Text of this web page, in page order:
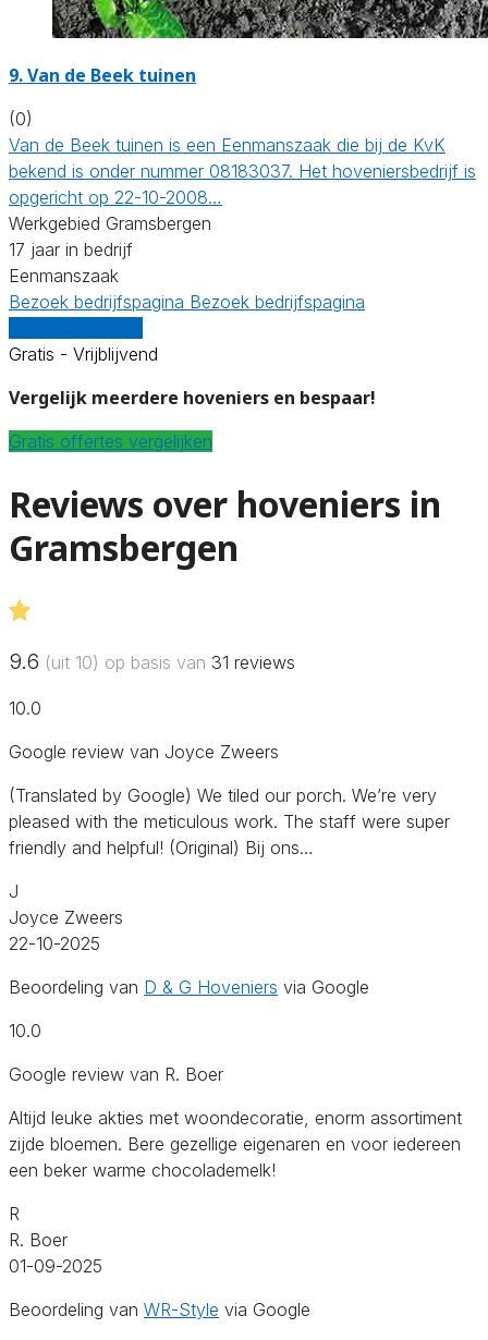
9.Van de Beek tuinen
(0)
Van de Beek tuinen is een Eenmanszaak die bij de KvK
bekend is onder nummer 08183037. Het hoveniersbedrijf is
opgericht op 22-10-2008…
Werkgebied Gramsbergen
17 jaar in bedrijf
Eenmanszaak
Bezoek bedrijfspagina Bezoek bedrijfspagina
Gratis - Vrijblijvend
Vergelijk meerdere hoveniers en bespaar!
Gratis offertes vergelijken
Reviews over hoveniers in
Gramsbergen
9.6 (uit 10) op basis van 31 reviews
10.0
Google review van Joyce Zweers
(Translated by Google) We tiled our porch. We’re very
pleased with the meticulous work. The staff were super
friendly and helpful! (Original) Bij ons…
J
Joyce Zweers
22-10-2025
Beoordeling van D & G Hoveniers via Google
10.0
Google review van R. Boer
Altijd leuke akties met woondecoratie, enorm assortiment
zijde bloemen. Bere gezellige eigenaren en voor iedereen
een beker warme chocolademelk!
R
R. Boer
01-09-2025
Beoordeling van WR-Style via Google